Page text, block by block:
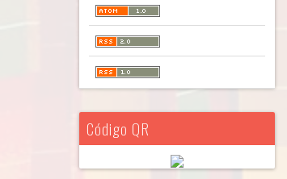
Código QR